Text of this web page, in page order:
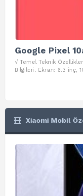
Google Pixel
√ Temel Teknik
Bilgileri. Ekran: 6.3 inç,
Xiaomi Mobil